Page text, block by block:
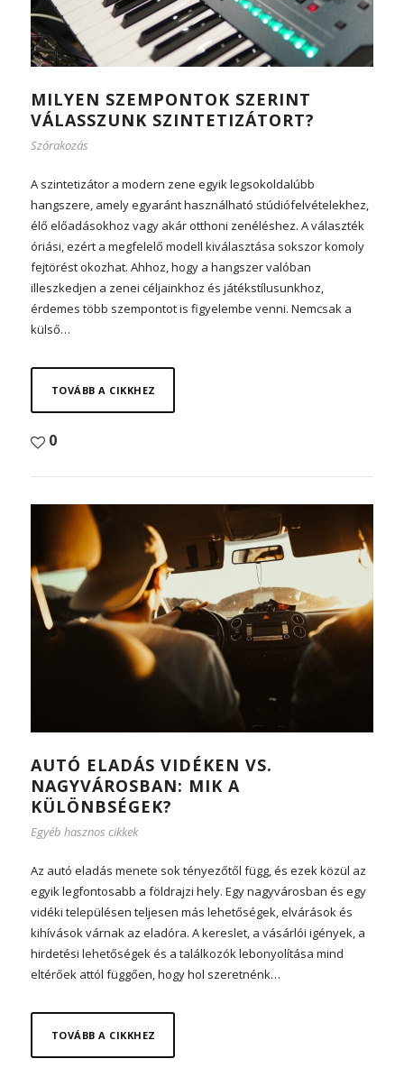
MILYEN SZEMPONTOK SZERINT
VÁLASSZUNK SZINTETIZÁTORT?
Szórakozás
A szintetizátor a modern zene egyik legsokoldalúbb
hangszere, amely egyaránt használható stúdiófelvételekhez,
élő előadásokhoz vagy akár otthoni zenéléshez. A választék
óriási, ezért a megfelelő modell kiválasztása sokszor komoly
fejtörést okozhat. Ahhoz, hogy a hangszer valóban
illeszkedjen a zenei céljainkhoz és játékstílusunkhoz,
érdemes több szempontot is figyelembe venni. Nemcsak a
külső…
TOVÁBB A CIKKHEZ
0
AUTÓ ELADÁS VIDÉKEN VS.
NAGYVÁROSBAN: MIK A
KÜLÖNBSÉGEK?
Egyéb hasznos cikkek
Az autó eladás menete sok tényezőtől függ, és ezek közül az
egyik legfontosabb a földrajzi hely. Egy nagyvárosban és egy
vidéki településen teljesen más lehetőségek, elvárások és
kihívások várnak az eladóra. A kereslet, a vásárlói igények, a
hirdetési lehetőségek és a találkozók lebonyolítása mind
eltérőek attól függően, hogy hol szeretnénk…
TOVÁBB A CIKKHEZ